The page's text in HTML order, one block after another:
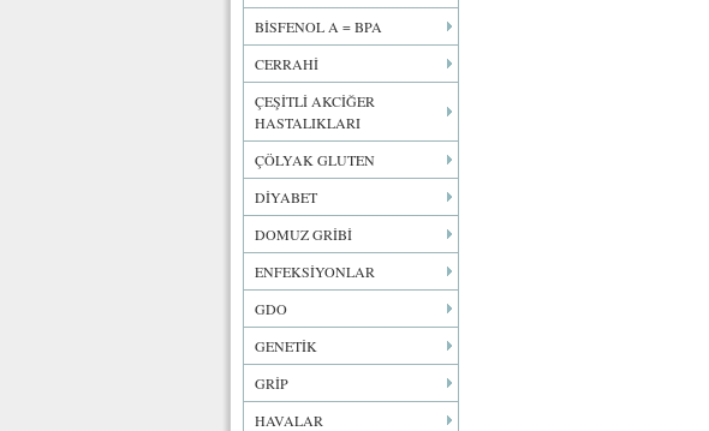
BİSFENOL A = BPA
CERRAHİ
ÇEŞİTLİ AKCİĞER
HASTALIKLARI
ÇÖLYAK GLUTEN
DİYABET
DOMUZ GRİBİ
ENFEKSİYONLAR
GDO
GENETİK
GRİP
HAVALAR